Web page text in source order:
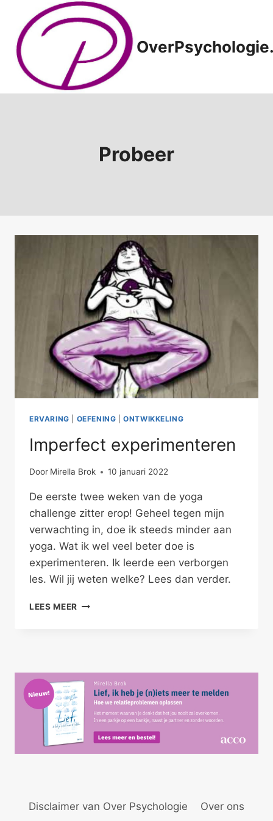
Doorgaan
inhoud
Probeer
ERVARING OEFENING |ONTWIKKELING
Imperfect experimenteren
Door Mirella Brok 10 januari 2022
De eerste twee weken van de yoga
challenge zitter erop! Geheel tegen mijn
verwachting in, doe ik steeds minder aan
yoga. Wat ik wel veel beter doe is
experimenteren. Ik leerde een verborgen
les. Wil jij weten welke? Lees dan verder.
LEES MEER IMPERFECT
Disclaimer van Over Psychologie Over ons